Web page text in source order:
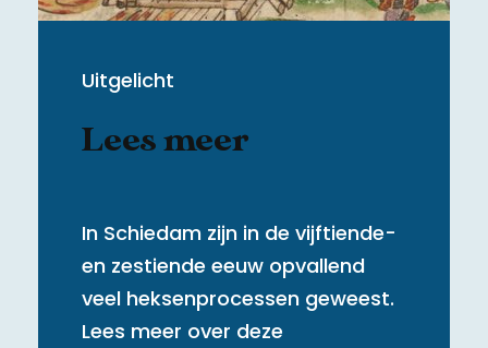
Lees meer
In Schiedam zijn in de vijftiende-
en zestiende eeuw opvallend
veel heksenprocessen geweest.
Lees meer over deze
Uitgelicht